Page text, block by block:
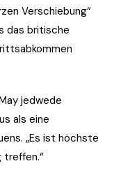
Verschiebung“
das britische
jedwede
als eine
„Es ist höchste
treffen.“